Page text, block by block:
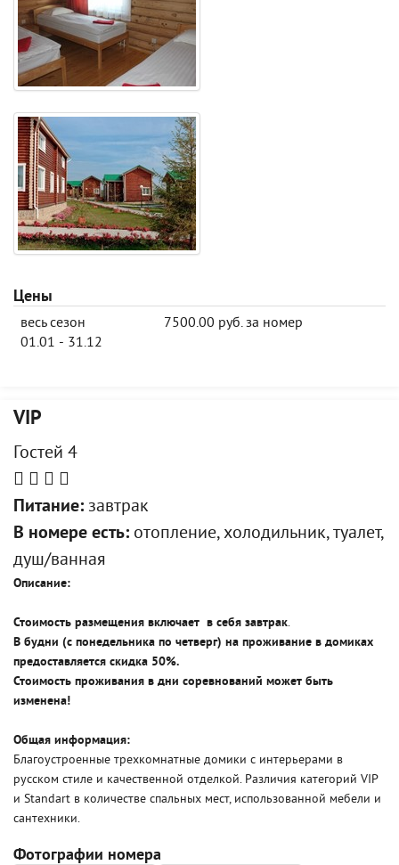
Цены
весь сезон
01.01 - 31.12
7500.00 руб. за номер
VIP
Гостей 4
Питание: завтрак
В номере есть: отопление, холодильник, туалет,
душ/ванная
Описание:
Стоимость размещения включает в себя завтрак.
В будни (с понедельника по четверг) на проживание в домиках
предоставляется скидка 50%.
Стоимость проживания в дни соревнований может быть
изменена!
Общая информация:
Благоустроенные трехкомнатные домики с интерьерами в
русском стиле и качественной отделкой. Различия категорий VIP
и Standart в количестве спальных мест, использованной мебели и
сантехники.
Фотографии номера